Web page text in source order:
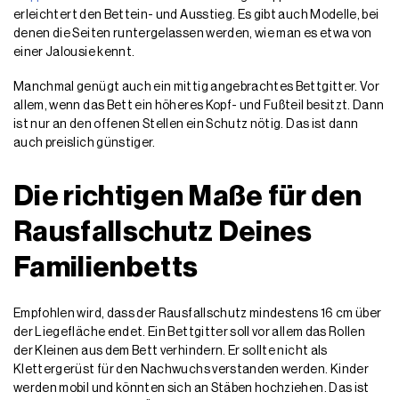
erleichtert den Bettein- und Ausstieg. Es gibt auch Modelle, bei
denen die Seiten runtergelassen werden, wie man es etwa von
einer Jalousie kennt.
Manchmal genügt auch ein mittig angebrachtes Bettgitter. Vor
allem, wenn das Bett ein höheres Kopf- und Fußteil besitzt. Dann
ist nur an den offenen Stellen ein Schutz nötig. Das ist dann
auch preislich günstiger.
Die richtigen Maße für den
Rausfallschutz Deines
Familienbetts
Empfohlen wird, dass der Rausfallschutz mindestens 16 cm über
der Liegefläche endet. Ein Bettgitter soll vor allem das Rollen
der Kleinen aus dem Bett verhindern. Er sollte nicht als
Klettergerüst für den Nachwuchs verstanden werden. Kinder
werden mobil und könnten sich an Stäben hochziehen. Das ist